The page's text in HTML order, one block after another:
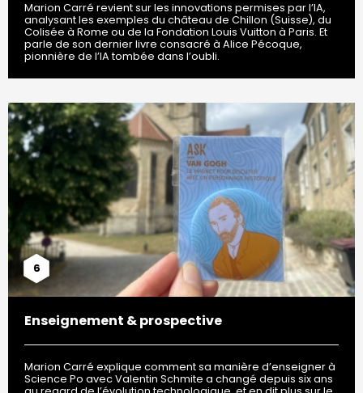
Marion Carré revient sur les innovations permises par l’IA,
analysant les exemples du château de Chillon (Suisse), du
Colisée à Rome ou de la Fondation Louis Vuitton à Paris. Et
parle de son dernier livre consacré à Alice Pécoque,
pionnière de l’IA tombée dans l’oubli.
6
Enseignement & prospective
Marion Carré explique comment sa manière d’enseigner à
Science Po avec Valentin Schmite a changé depuis six ans